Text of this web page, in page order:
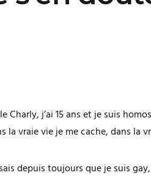
Charly, j’ai 15 ans et je suis
la vraie vie je me cache, dans la
depuis toujours que je suis